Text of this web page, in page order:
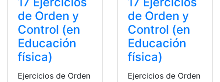
de Orden y
Control (en
Educación
física)
Ejercicios de Orden
de Orden y
Control (en
Educación
física)
Ejercicios de Orden